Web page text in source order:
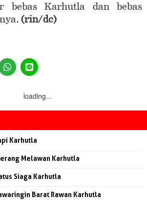
bebas Karhutla dan bebas
. (rin/dc)
loading...
Karhutla
Melawan Karhutla
Siaga Karhutla
Barat Rawan Karhutla